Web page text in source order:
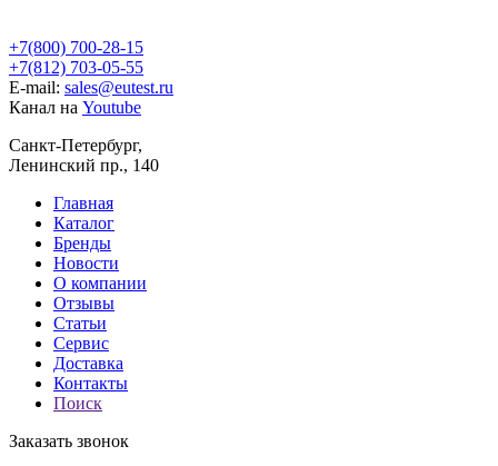
+7(800) 700-28-15
+7(812) 703-05-55
E-mail: sales@eutest.ru
Канал на Youtube
Санкт-Петербург,
Ленинский пр., 140
Главная
Каталог
Бренды
Новости
О компании
Отзывы
Статьи
Сервис
Доставка
Контакты
Поиск
Заказать звонок